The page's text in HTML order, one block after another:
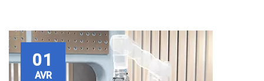
01
AVR